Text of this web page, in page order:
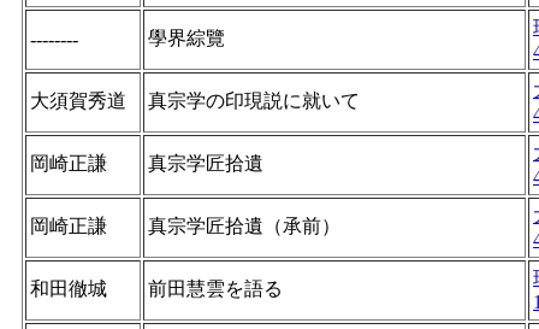
-------- 學界綜覽
大須賀秀道 真宗学の印現説に就いて
岡崎正謙 真宗学匠拾遺
岡崎正謙 真宗学匠拾遺（承前）
和田徹城 前田慧雲を語る